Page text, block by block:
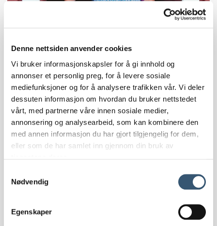
Denne nettsiden anvender cookies
Vi bruker informasjonskapsler for å gi innhold og
annonser et personlig preg, for å levere sosiale
mediefunksjoner og for å analysere trafikken vår. Vi deler
dessuten informasjon om hvordan du bruker nettstedet
vårt, med partnerne våre innen sosiale medier,
annonsering og analysearbeid, som kan kombinere den
med annen informasjon du har gjort tilgjengelig for dem,
eller som de har samlet inn gjennom din bruk av
Nødvendig
Egenskaper
Olestølen Microysteri
Produserer prisvinnende kurv og økologiske
oster, samt andre delikatesser. Produktene
kan kjøpes på gården eller i de lokale
matbutikkene på Beitostølen. I sommeren
kan du besøke stølen der det produseres
fersk brunost daglig.